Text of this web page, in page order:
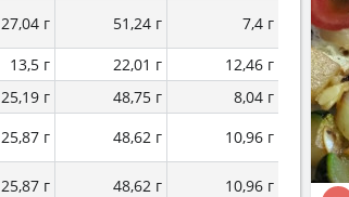
27,04 г 51,24 г
7,4 г
13,5 г 22,01 г
12,46 г
25,19 г 48,75 г
8,04 г
25,87 г 48,62 г
10,96 г
25,87 г 48,62 г
10,96 г